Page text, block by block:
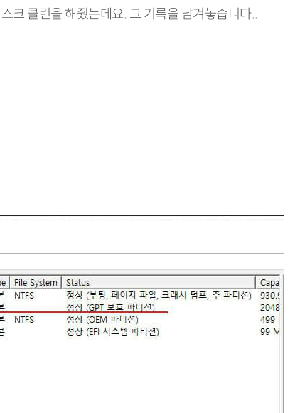
크 클린을 해줬는데요. 그 기록을 남겨놓습니다..